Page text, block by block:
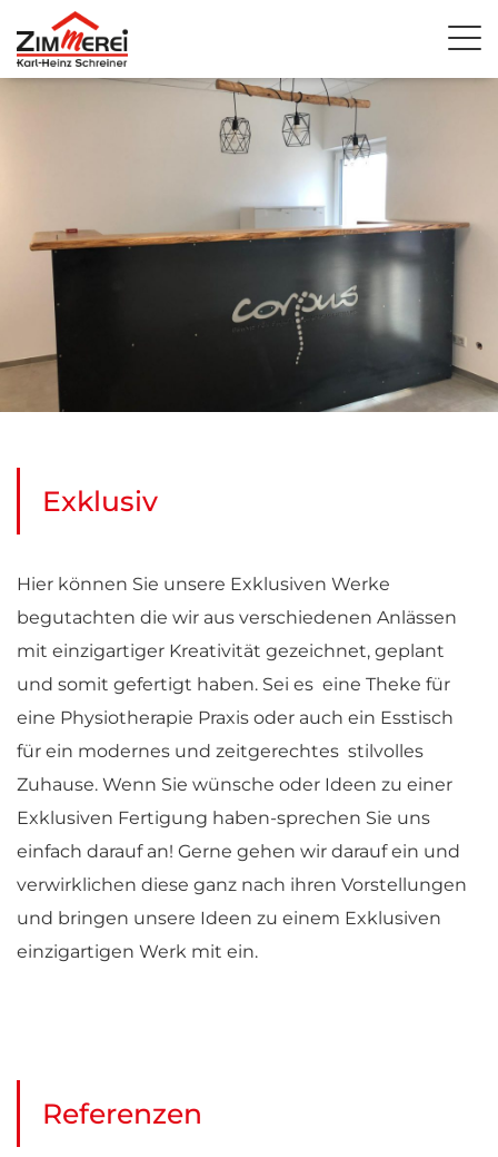
Exklusiv
Hier können Sie unsere Exklusiven Werke
begutachten die wir aus verschiedenen Anlässen
mit einzigartiger Kreativität gezeichnet, geplant
und somit gefertigt haben. Sei es eine Theke für
eine Physiotherapie Praxis oder auch ein Esstisch
für ein modernes und zeitgerechtes stilvolles
Zuhause. Wenn Sie wünsche oder Ideen zu einer
Exklusiven Fertigung haben-sprechen Sie uns
einfach darauf an! Gerne gehen wir darauf ein und
verwirklichen diese ganz nach ihren Vorstellungen
und bringen unsere Ideen zu einem Exklusiven
einzigartigen Werk mit ein.
Referenzen